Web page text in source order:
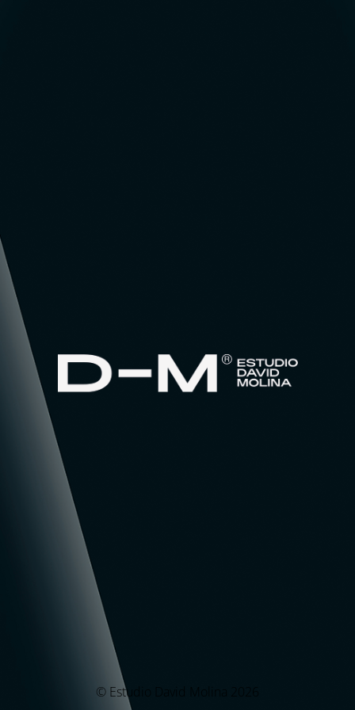
© Estudio David Molina 2026